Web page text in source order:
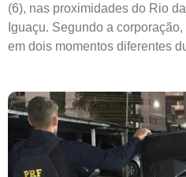
(6), nas proximidades do Rio
Iguaçu. Segundo a
em dois momentos diferentes